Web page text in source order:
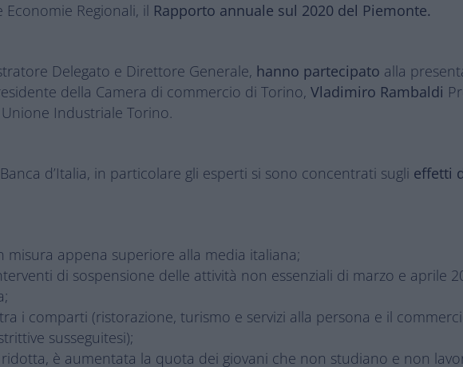
Economie Regionali, il Rapporto annuale sul 2020 del Piemonte.
Delegato e Direttore Generale, hanno partecipato alla
della Camera di commercio di Torino, Vladimiro Rambaldi
Industriale Torino.
d’Italia, in particolare gli esperti si sono concentrati sugli effetti
misura appena superiore alla media italiana;
di sospensione delle attività non essenziali di marzo e aprile
i comparti (ristorazione, turismo e servizi alla persona e il
susseguitesi);
è aumentata la quota dei giovani che non studiano e non